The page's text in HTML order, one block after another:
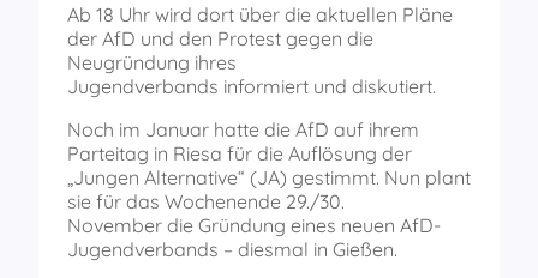
Ab 18 Uhr wird dort über die aktuellen Pläne
der AfD und den Protest gegen die
Neugründung ihres
Jugendverbands informiert und diskutiert.
Noch im Januar hatte die AfD auf ihrem
Parteitag in Riesa für die Auflösung der
„Jungen Alternative“ (JA) gestimmt. Nun plant
sie für das Wochenende 29./30.
November die Gründung eines neuen AfD-
Jugendverbands – diesmal in Gießen.